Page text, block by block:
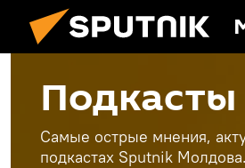
Подкасты
Самые острые мнения,
подкастах Sputnik Молдова.